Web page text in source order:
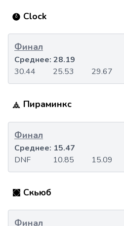
Clock
Финал
30.44 25.53 29.67
Среднее: 28.19
Пираминкс
Финал
DNF 10.85 15.09
Среднее: 15.47
Скьюб
Финал